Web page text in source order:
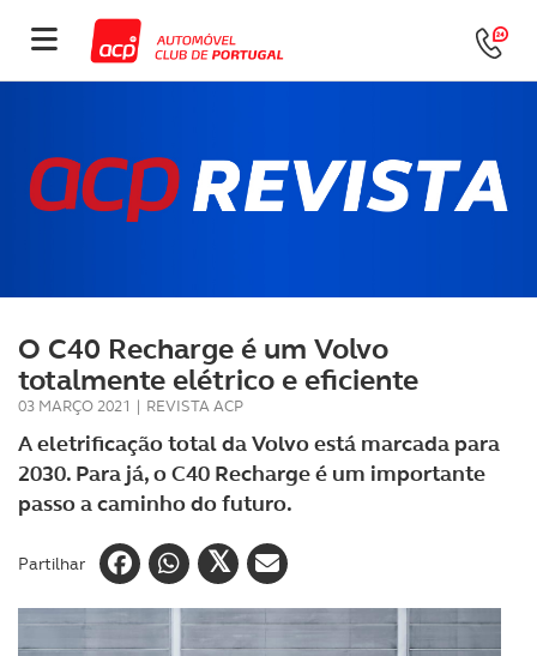
O C40 Recharge é um Volvo
totalmente elétrico e eficiente
03 MARÇO 2021 | REVISTA ACP
A eletrificação total da Volvo está marcada para
2030. Para já, o C40 Recharge é um importante
passo a caminho do futuro.
Partilhar